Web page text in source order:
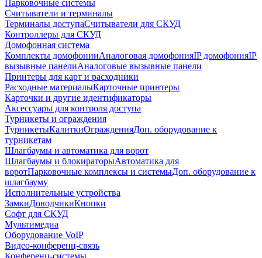
Парковочные системы
Считыватели и терминалы
Терминалы доступаСчитыватели для СКУД
Контроллеры для СКУД
Домофонная система
Комплекты домофонииАналоговая домофонияIP домофонияIP
вызывные панелиАналоговые вызывные панели
Принтеры для карт и расходники
Расходные материалыКарточные принтеры
Карточки и другие идентификаторы
Аксессуары для контроля доступа
Турникеты и ограждения
ТурникетыКалиткиОгражденияДоп. оборудование к
турникетам
Шлагбаумы и автоматика для ворот
Шлагбаумы и блокираторыАвтоматика для
воротПарковочные комплексы и системыДоп. оборудование к
шлагбауму
Исполнительные устройства
ЗамкиДоводчикиКнопки
Софт для СКУД
Мультимедиа
Оборудование VoIP
Видео-конференц-связь
Конференц-системы